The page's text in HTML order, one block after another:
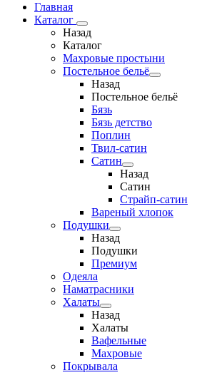
Главная
Каталог
Назад
Каталог
Махровые простыни
Постельное бельё
Назад
Постельное бельё
Бязь
Бязь детство
Поплин
Твил-сатин
Сатин
Назад
Сатин
Страйп-сатин
Вареный хлопок
Подушки
Назад
Подушки
Премиум
Одеяла
Наматрасники
Халаты
Назад
Халаты
Вафельные
Махровые
Покрывала